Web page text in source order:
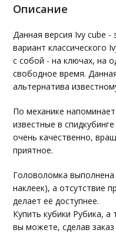
Описание
Данная версия Ivy cube -
вариант классического
с собой - на ключах, на
свободное время.
альтернатива
По механике
известные в
очень качественно,
приятное.
Головоломка выполнена
наклеек), а отсутствие
делает её доступнее.
Купить кубики Рубика,
вы можете, сделав